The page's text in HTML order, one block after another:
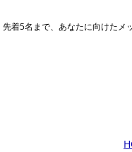
先着5名まで、あなたに向けたメ